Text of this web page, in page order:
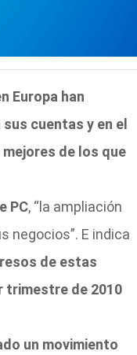
Europa han
cuentas y en el
de los que
PC, “la ampliación
negocios”. E indica
de estas
trimestre de 2010
un movimiento